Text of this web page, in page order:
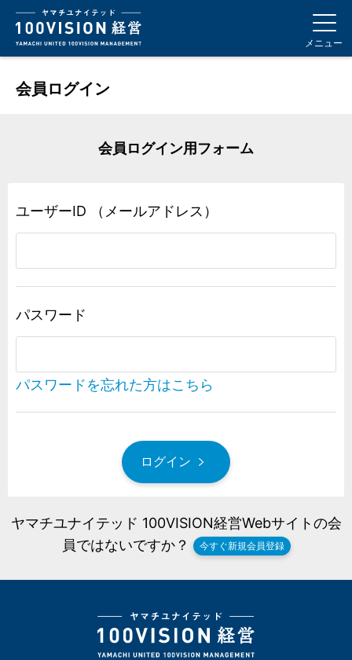
メニュー
会員ログイン
会員ログイン用フォーム
ユーザーID （メールアドレス）
パスワード
パスワードを忘れた方はこちら
ログイン
ヤマチユナイテッド 100VISION経営Webサイトの会
員ではないですか？
今すぐ新規会員登録